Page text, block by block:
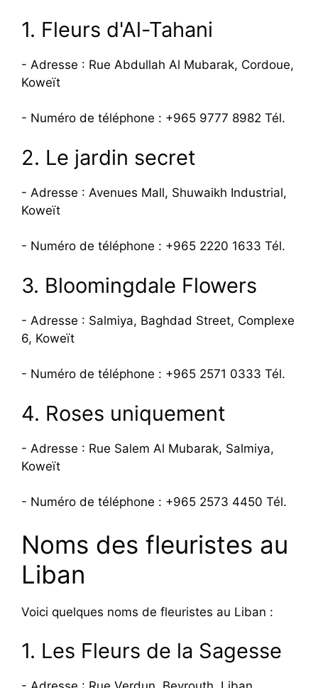
1. Fleurs d'Al-Tahani
- Adresse : Rue Abdullah Al Mubarak, Cordoue,
Koweït
- Numéro de téléphone : +965 9777 8982 Tél.
2. Le jardin secret
- Adresse : Avenues Mall, Shuwaikh Industrial,
Koweït
- Numéro de téléphone : +965 2220 1633 Tél.
3. Bloomingdale Flowers
- Adresse : Salmiya, Baghdad Street, Complexe
6, Koweït
- Numéro de téléphone : +965 2571 0333 Tél.
4. Roses uniquement
- Adresse : Rue Salem Al Mubarak, Salmiya,
Koweït
- Numéro de téléphone : +965 2573 4450 Tél.
Noms des fleuristes au
Liban
Voici quelques noms de fleuristes au Liban :
1. Les Fleurs de la Sagesse